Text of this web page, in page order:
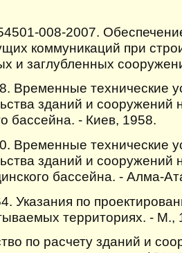
008-2007.
коммуникаций при
и заглубленных
Временные технические
зданий и сооружений
бассейна. - Киев, 1958.
Временные технические
зданий и сооружений
бассейна. - Алма-
Указания по
территориях. - М.,
по расчету зданий и